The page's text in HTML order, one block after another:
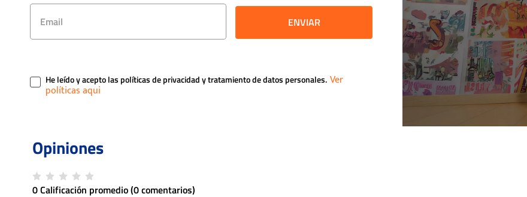
ENVIAR
He leído y acepto las políticas de privacidad y tratamiento de datos personales.
0 Calificación promedio(0 comentarios)